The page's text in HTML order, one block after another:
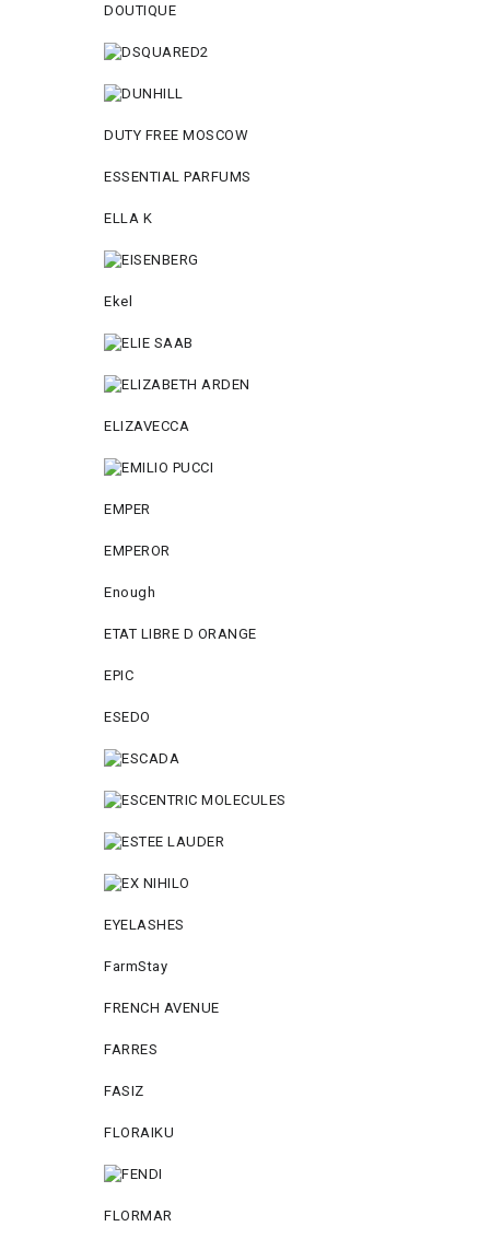
DOUTIQUE
DUTY FREE MOSCOW
ESSENTIAL PARFUMS
ELLA K
Ekel
ELIZAVECCA
EMPER
EMPEROR
Enough
ETAT LIBRE D ORANGE
EPIC
ESEDO
EYELASHES
FarmStay
FRENCH AVENUE
FARRES
FASIZ
FLORAIKU
FLORMAR